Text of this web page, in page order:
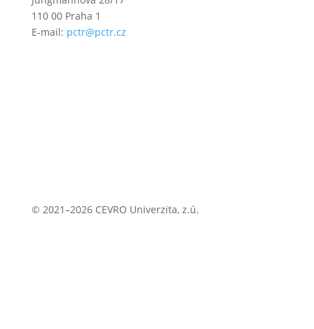
110 00 Praha 1
E-mail: pctr@pctr.cz
© 2021–2026 CEVRO Univerzita, z.ú.